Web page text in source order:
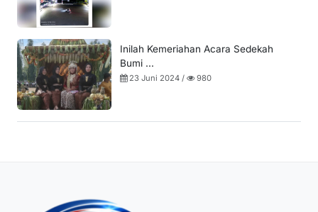
Inilah Kemeriahan Acara Sedekah
Bumi ...
23 Juni 2024 / 980